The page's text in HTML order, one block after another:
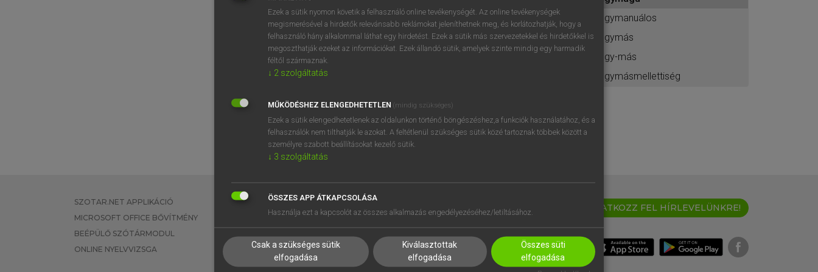
BELÉPÉS
próbaverziójának elindításához
regisztrálok ésbelépek.
REGISZTRÁCIÓ
egymanuálos
egymás
egy-más
egymásmellettiség
SZOTAR.NET APPLIKÁCIÓ
MICROSOFT OFFICE BŐVÍTMÉNY
BEÉPÜLŐ SZÓTÁRMODUL
ONLINE NYELVVIZSGA
EGYÉNI FELHASZNÁLÓKNAK
TANULÓKNAK
VÁLLALATI MEGOLDÁSOK
SÚGÓ
RÓLUNK
SÜTI BEÁLLÍTÁSOK
IRATKOZZ FEL HÍRLEVELÜNKRE!
Ezek a sütik nyomon követik a felhasználó online tevékenységét. Az online tevékenységek
megismerésével a hirdetők relevánsabb reklámokat jeleníthetnek meg, és korlátozhatják, hogy a
felhasználó hány alkalommal láthat egy hirdetést. Ezek a sütik más szervezetekkel és hirdetőkkel is
megoszthatják ezeket az információkat. Ezek állandó sütik, amelyek szinte mindig egy harmadik
féltől származnak.
↓ 2 szolgáltatás
MŰKÖDÉSHEZ ELENGEDHETETLEN (mindig szükséges)
Ezek a sütik elengedhetetlenek az oldalunkon történő böngészéshez,a funkciók használatához, és a
felhasználók nem tilthatják le azokat. A feltétlenül szükséges sütik közé tartoznak többek között a
személyre szabott beállításokat kezelő sütik.
↓ 3 szolgáltatás
ÖSSZES APP ÁTKAPCSOLÁSA
Használja ezt a kapcsolót az összes alkalmazás engedélyezéséhez/letiltásához.
Csak a szükséges sütik
elfogadása
Kiválasztottak
elfogadása
Összes süti
elfogadása